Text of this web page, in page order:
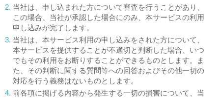
2. 当社は、申し込まれた方について審査を行うことがあり、
この場合、当社が承認した場合にのみ、本サービスの利用
申し込みが完了します。
3. 当社は、本サービス利用の申し込みをされた方について、
本サービスを提供することが不適切と判断した場合、いつ
でもその利用をお断りすることができるものとします。ま
た、その判断に関する質問等への回答およびその他一切の
対応を行う義務はないものとします。
4. 前各項に掲げる内容から発生する一切の損害について、当